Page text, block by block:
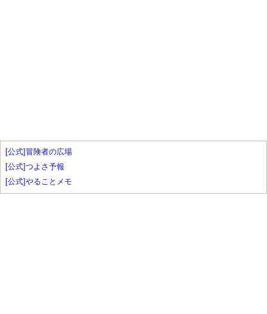
[公式]冒険者の広場
[公式]つよさ予報
[公式]やることメモ